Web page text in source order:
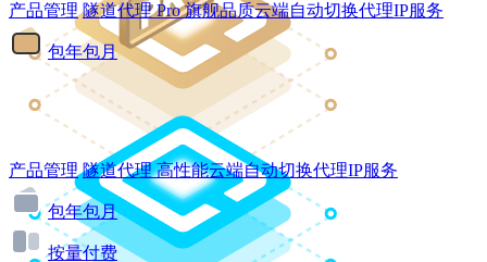
产品管理 隧道代理Pro 旗舰品质云端自动切换代理IP服务
包年包月
产品管理 隧道代理 高性能云端自动切换代理IP服务
包年包月
按量付费